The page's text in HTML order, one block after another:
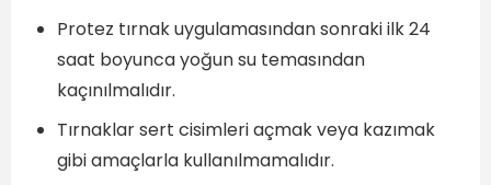
Protez tırnak uygulamasından sonraki ilk 24
saat boyunca yoğun su temasından
kaçınılmalıdır.
Tırnaklar sert cisimleri açmak veya kazımak
gibi amaçlarla kullanılmamalıdır.